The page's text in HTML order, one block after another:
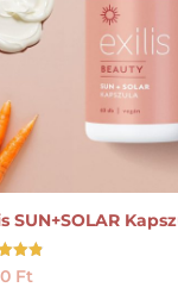
SUN+SOLAR
Ft